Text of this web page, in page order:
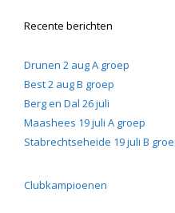
Recente berichten
Drunen 2 aug A groep
Best 2 aug B groep
Berg en Dal 26 juli
Maashees 19 juli A groep
Stabrechtseheide 19 juli B
Clubkampioenen